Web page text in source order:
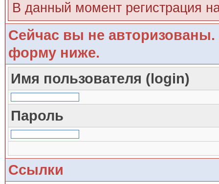
В данный момент регистрация
Сейчас вы не авторизованы.
форму ниже.
Имя пользователя (login)
Пароль
Ссылки